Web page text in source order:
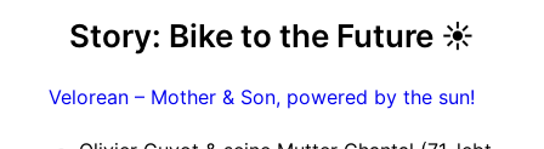
Story: Bike to the Future ☀️
Velorean – Mother & Son, powered by the sun!